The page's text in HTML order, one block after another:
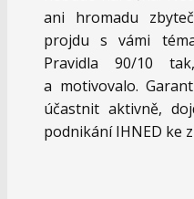
ani hromadu
projdu s vámi
Pravidla 90/10
a motivovalo.
účastnit aktivně,
podnikání IHNED ke